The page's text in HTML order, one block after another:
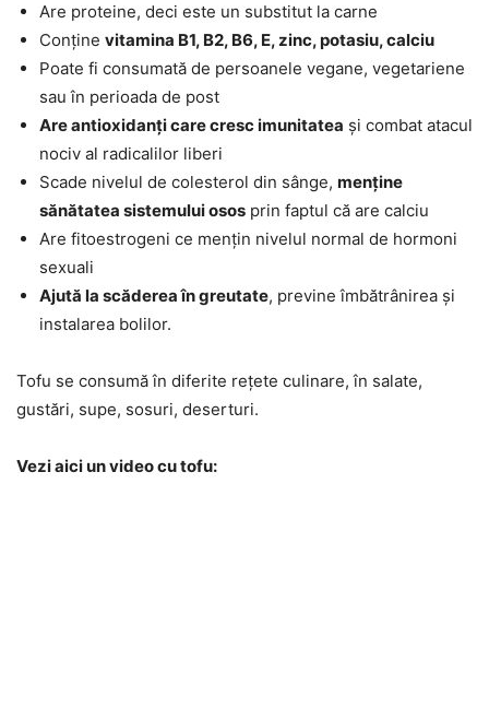
Are proteine, deci este un substitut la carne
Conține vitamina B1, B2, B6, E, zinc, potasiu, calciu
Poate fi consumată de persoanele vegane, vegetariene
sau în perioada de post
Are antioxidanți care cresc imunitatea și combat atacul
nociv al radicalilor liberi
Scade nivelul de colesterol din sânge, menține
sănătatea sistemului osos prin faptul că are calciu
Are fitoestrogeni ce mențin nivelul normal de hormoni
sexuali
Ajută la scăderea în greutate, previne îmbătrânirea și
instalarea bolilor.
Tofu se consumă în diferite rețete culinare, în salate,
gustări, supe, sosuri, deserturi.
Vezi aici un video cu tofu: